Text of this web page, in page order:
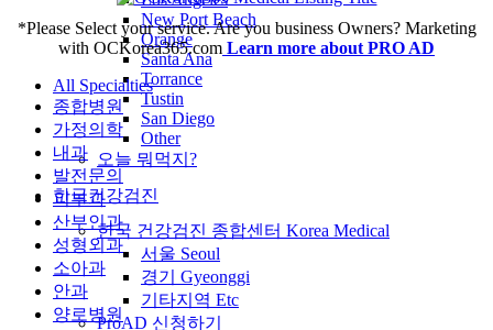
New Port Beach
Orange
Santa Ana
Torrance
Tustin
San Diego
Other
오늘 뭐먹지?
한국건강검진
한국 건강검진 종합센터 Korea Medical
서울 Seoul
경기 Gyeonggi
기타지역 Etc
ProAD 신청하기
*Please Select your service. Are you business Owners? Marketing
with OCKorea365.com Learn more about PRO AD
All Specialties
종합병원
가정의학
내과
발전문의
피부과
산부인과
성형외과
소아과
안과
양로병원